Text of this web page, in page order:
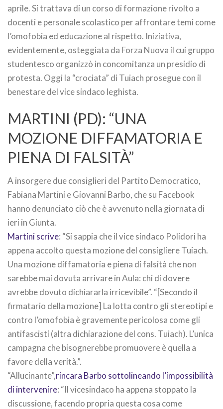
aprile. Si trattava di un corso di formazione rivolto a
docenti e personale scolastico per affrontare temi come
l’omofobia ed educazione al rispetto. Iniziativa,
evidentemente, osteggiata da Forza Nuova il cui gruppo
studentesco organizzò in concomitanza un presidio di
protesta. Oggi la “crociata” di Tuiach prosegue con il
benestare del vice sindaco leghista.
MARTINI (PD): “UNA
MOZIONE DIFFAMATORIA E
PIENA DI FALSITÀ”
A insorgere due consiglieri del Partito Democratico,
Fabiana Martini e Giovanni Barbo, che su Facebook
hanno denunciato ciò che è avvenuto nella giornata di
ieri in Giunta.
Martini scrive: “Si sappia che il vice sindaco Polidori ha
appena accolto questa mozione del consigliere Tuiach.
Una mozione diffamatoria e piena di falsità che non
sarebbe mai dovuta arrivare in Aula: chi di dovere
avrebbe dovuto dichiararla irricevibile”. “[Secondo il
firmatario della mozione] La lotta contro gli stereotipi e
contro l’omofobia è gravemente pericolosa come gli
antifascisti (altra dichiarazione del cons. Tuiach). L’unica
campagna che bisognerebbe promuovere è quella a
favore della verità.”.
“Allucinante”,rincara Barbo sottolineando l’impossibilità
di intervenire: “Il vicesindaco ha appena stoppato la
discussione, facendo propria questa cosa come